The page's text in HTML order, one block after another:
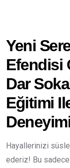
Yeni
Efendisi
Dar
Eğitimi
Hayallerinizi
ederiz! Bu